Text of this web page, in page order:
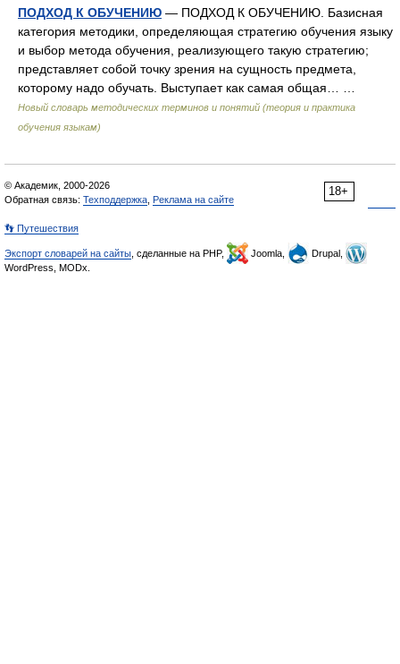
ПОДХОД К ОБУЧЕНИЮ — ПОДХОД К ОБУЧЕНИЮ. Базисная
категория методики, определяющая стратегию обучения языку
и выбор метода обучения, реализующего такую стратегию;
представляет собой точку зрения на сущность предмета,
которому надо обучать. Выступает как самая общая… …
Новый словарь методических терминов и понятий (теория и практика
обучения языкам)
18+
© Академик, 2000-2026
Обратная связь: Техподдержка Реклама на сайте
👣 Путешествия
Экспорт словарей на сайты , сделанные на PHP, Joomla,
Drupal,
WordPress, MODx.